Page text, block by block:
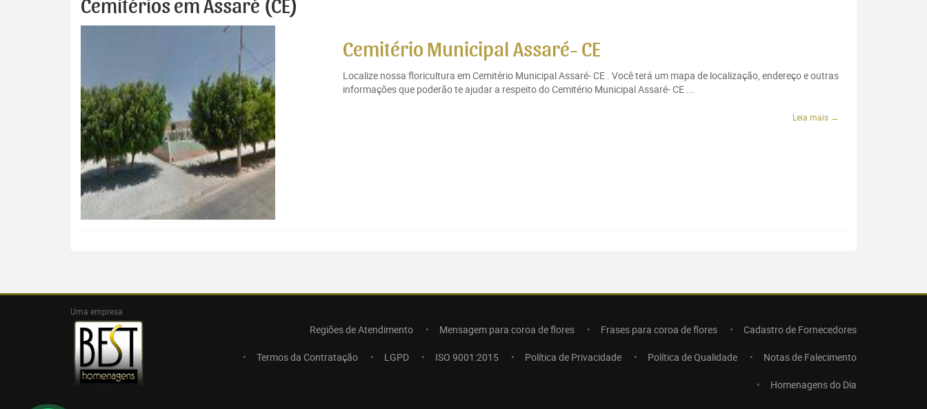
Cemitérios em Assaré (CE)
Cemitério Municipal Assaré- CE
Localize nossa floricultura em Cemitério Municipal Assaré- CE . Você terá um mapa de localização, endereço e outras
informações que poderão te ajudar a respeito do Cemitério Municipal Assaré- CE ...
Leia mais →
Uma empresa
Regiões de Atendimento Mensagem para coroa de flores Frases para coroa de flores Cadastro de Fornecedores
Termos da Contratação LGPD ISO 9001:2015 Política de Privacidade Política de Qualidade Notas de Falecimento
Homenagens do Dia